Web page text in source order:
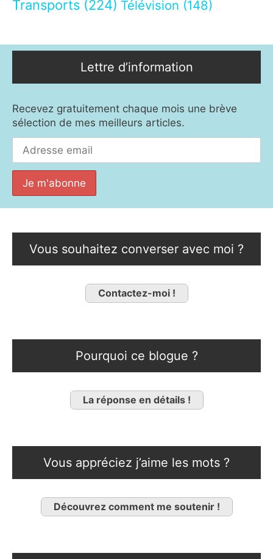
Transports (224) Télévision (148)
Lettre d’information
Recevez gratuitement chaque mois une brève
sélection de mes meilleurs articles.
Vous souhaitez converser avec moi ?
Contactez-moi !
Pourquoi ce blogue ?
La réponse en détails !
Vous appréciez j’aime les mots ?
Découvrez comment me soutenir !